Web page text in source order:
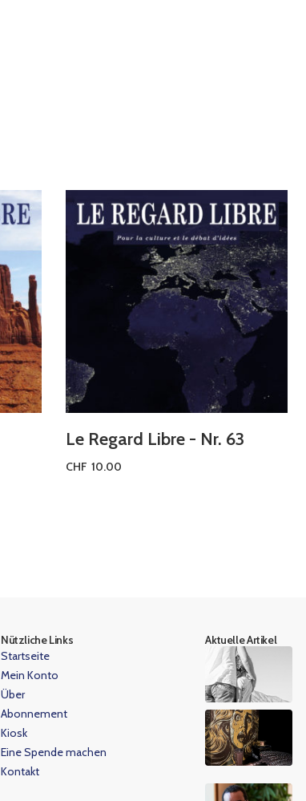
Le Regard Libre - Nr. 63
CHF 10.00
Nützliche Links
Startseite
Mein Konto
Über
Abonnement
Kiosk
Eine Spende machen
Kontakt
Aktuelle Artikel